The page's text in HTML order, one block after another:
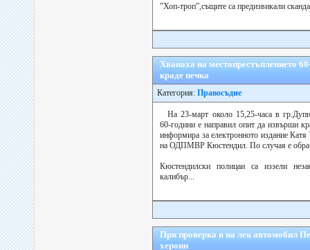
”Хоп-троп”,същите са предизвикали
Хванаха на местопрестъплението
краде печка
Категория: Правосъдие
На 23-март около 15,25-часа в
60-години е направил опит да извърши
информира за електронното издание Катя
на ОДПМВР Кюстендил. По случая е
Кюстендилски полицаи са иззели
калибър...
При проверка в на лек автомобил
хероин